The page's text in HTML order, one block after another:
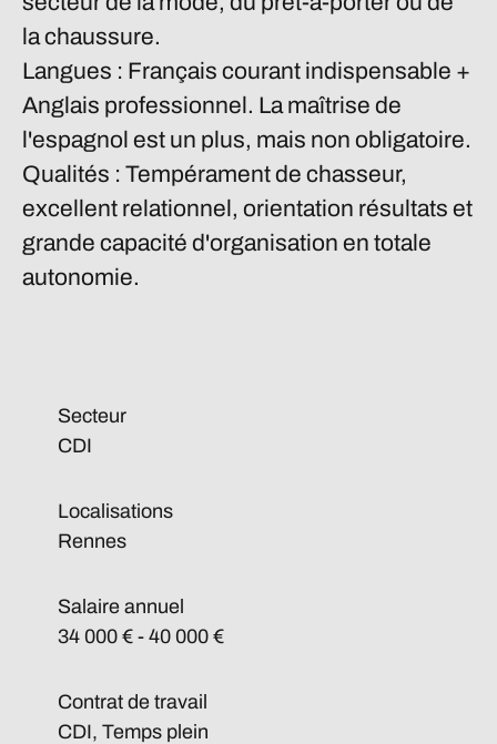
la chaussure.
Langues : Français courant indispensable +
Anglais professionnel. La maîtrise de
l'espagnol est un plus, mais non obligatoire.
Qualités : Tempérament de chasseur,
excellent relationnel, orientation résultats et
grande capacité d'organisation en totale
autonomie.
Secteur
CDI
Localisations
Rennes
Salaire annuel
34 000 € - 40 000 €
Contrat de travail
CDI, Temps plein